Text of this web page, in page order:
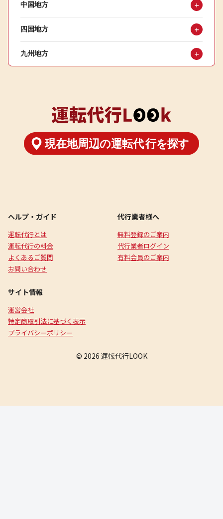
中国地方 ＋
四国地方 ＋
九州地方 ＋
ヘルプ・ガイド
運転代行とは
運転代行の料金
よくあるご質問
お問い合わせ
代行業者様へ
無料登録のご案内
代行業者ログイン
有料会員のご案内
サイト情報
運営会社
特定商取引法に基づく表示
プライバシーポリシー
© 2026 運転代行LOOK